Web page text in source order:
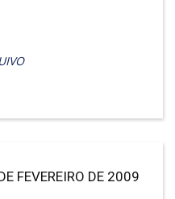
FEVEREIRO DE 2009